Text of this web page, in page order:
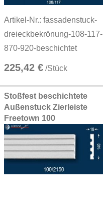
Artikel-Nr.: fassadenstuck-
dreieckbekrönung-108-117-
870-920-beschichtet
225,42 € /Stück
Stoßfest beschichtete
Außenstuck Zierleiste
Freetown 100